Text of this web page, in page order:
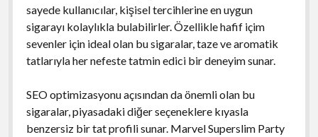
sayede kullanıcılar, kişisel tercihlerine en uygun
sigarayı kolaylıkla bulabilirler. Özellikle hafif içim
sevenler için ideal olan bu sigaralar, taze ve aromatik
tatlarıyla her nefeste tatmin edici bir deneyim sunar.
SEO optimizasyonu açısından da önemli olan bu
sigaralar, piyasadaki diğer seçeneklere kıyasla
benzersiz bir tat profili sunar. Marvel Superslim Party